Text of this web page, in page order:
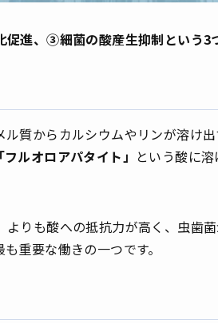
進、③細菌の酸産生抑制という3
質からカルシウムやリンが溶け
「フルオロアパタイト」 という酸に
りも酸への抵抗力が高く、虫歯
重要な働きの一つです。